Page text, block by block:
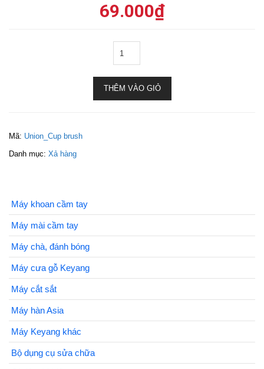
69.000₫
THÊM VÀO GIỎ
Mã: Union_Cup brush
Danh mục: Xả hàng
Máy khoan cầm tay
Máy mài cầm tay
Máy chà, đánh bóng
Máy cưa gỗ Keyang
Máy cắt sắt
Máy hàn Asia
Máy Keyang khác
Bộ dụng cụ sửa chữa